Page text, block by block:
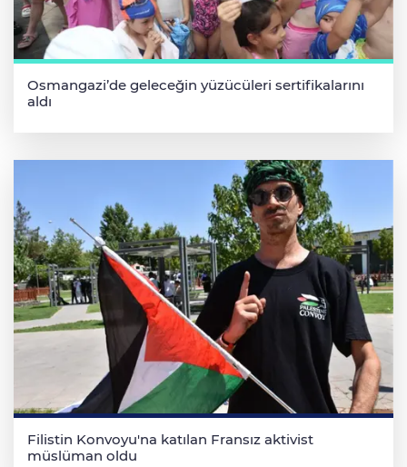
Osmangazi’de geleceğin yüzücüleri sertifikalarını
aldı
Filistin Konvoyu'na katılan Fransız aktivist
müslüman oldu